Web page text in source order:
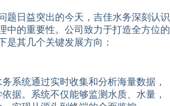
题日益突出的今天，吉佳水务深刻认识
中的重要性。公司致力于打造全方位的
是其几个关键发展方向：
系统通过实时收集和分析海量数据，
据。系统不仅能够监测水质、水量，